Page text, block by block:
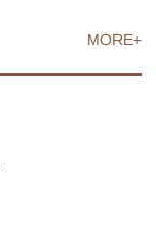
MORE+